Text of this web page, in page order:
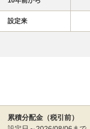
設定来
累積分配金（税引前）